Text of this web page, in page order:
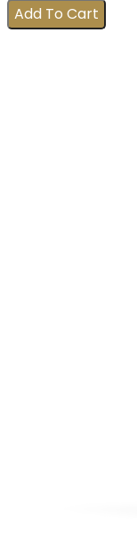
Add To Cart